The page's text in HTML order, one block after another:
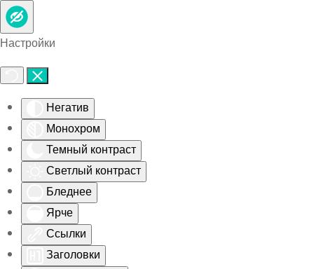
Настройки
Негатив
Монохром
Темный контраст
Светлый контраст
Бледнее
Ярче
Ссылки
Заголовки
Skip to main content